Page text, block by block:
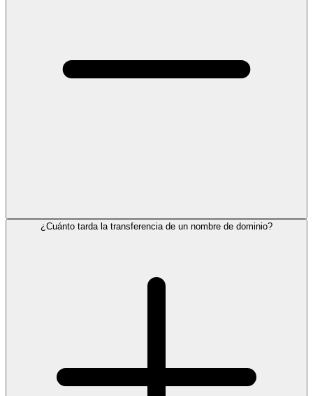
¿Cuánto tarda la transferencia de un nombre de dominio?